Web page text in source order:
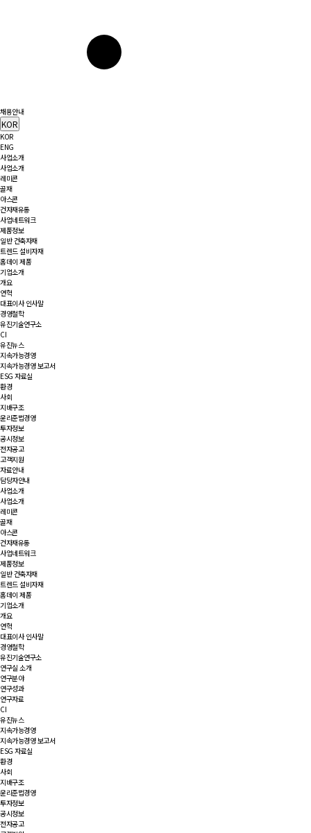
채용안내
KOR
KOR
ENG
사업소개
사업소개
레미콘
골재
아스콘
건자재유통
사업네트워크
제품정보
일반 건축자재
트렌드 설비자재
홈데이 제품
기업소개
개요
연혁
대표이사 인사말
경영철학
유진기술연구소
CI
유진뉴스
지속가능경영
지속가능경영 보고서
ESG 자료실
환경
사회
지배구조
윤리준법경영
투자정보
공시정보
전자공고
고객지원
자료안내
담당자안내
사업소개
사업소개
레미콘
골재
아스콘
건자재유통
사업네트워크
제품정보
일반 건축자재
트렌드 설비자재
홈데이 제품
기업소개
개요
연혁
대표이사 인사말
경영철학
유진기술연구소
연구실 소개
연구분야
연구성과
연구자료
CI
유진뉴스
지속가능경영
지속가능경영 보고서
ESG 자료실
환경
사회
지배구조
윤리준법경영
투자정보
공시정보
전자공고